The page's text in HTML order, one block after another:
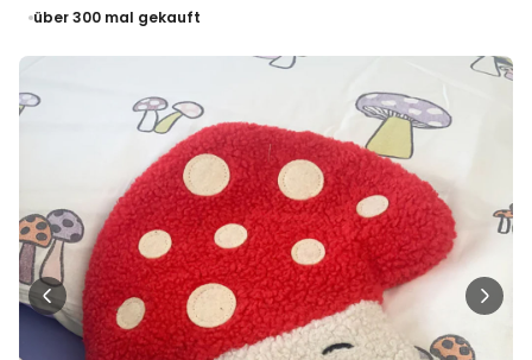
Personalisierbares Handtuch
mit Getränken und Spruch
über 10.000
mal gekauft
Personalisierbar
Personalisierbares Retro-
Handtuch mit Text
über 2.400
mal gekauft
34,99 €
Personalisierbar
Personalisierbares Aperol
Spritz Glas mit Name
über 19.400
mal gekauft
16,99 €
über 300 mal gekauft